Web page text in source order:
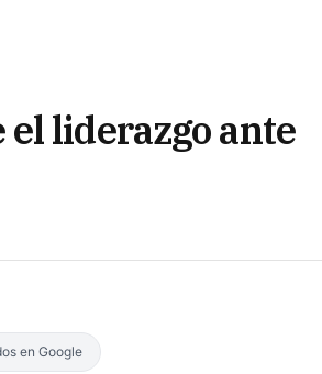
liderazgo ante
en Google